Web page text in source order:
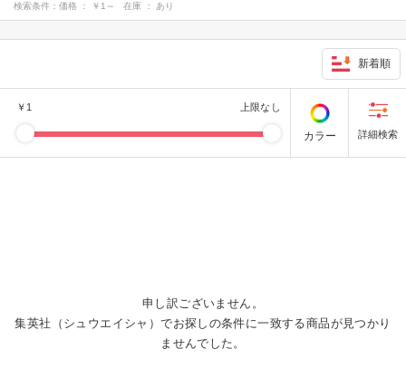
検索条件： 価格 ： ￥1～ 在庫 ： あり
新着順
￥ 1 上限なし
カラー
申し訳ございません。
集英社（シュウエイシャ）でお探しの条件に一致する商品が見つかり
ませんでした。